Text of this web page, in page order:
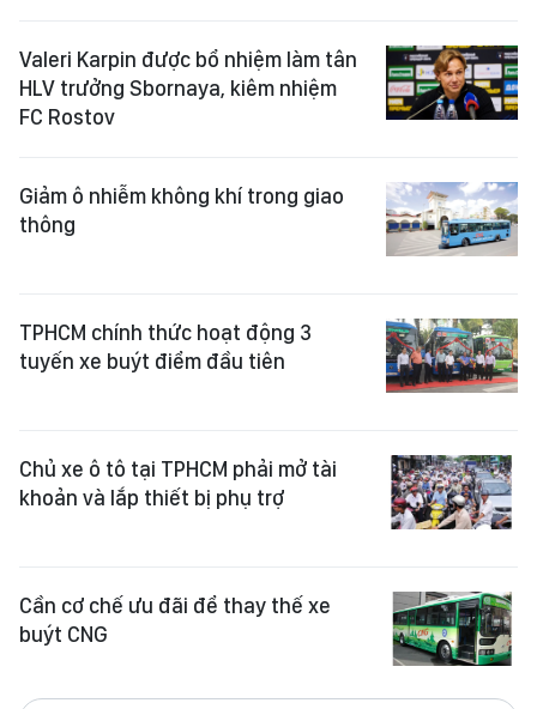
Valeri Karpin được bổ nhiệm làm tân
HLV trưởng Sbornaya, kiêm nhiệm
FC Rostov
Giảm ô nhiễm không khí trong giao
thông
TPHCM chính thức hoạt động 3
tuyến xe buýt điểm đầu tiên
Chủ xe ô tô tại TPHCM phải mở tài
khoản và lắp thiết bị phụ trợ
Cần cơ chế ưu đãi để thay thế xe
buýt CNG